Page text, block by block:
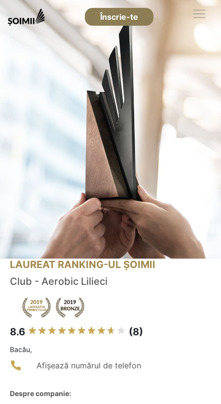
Înscrie-te
LAUREAT RANKING-UL ȘOIMII
Club - Aerobic Lilieci
8.6 (8)
Bacău,
Afișează numărul de telefon
Despre companie: